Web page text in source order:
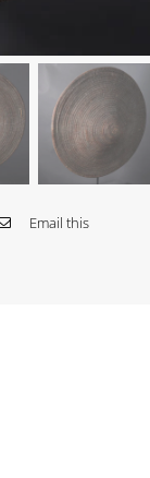
Email this